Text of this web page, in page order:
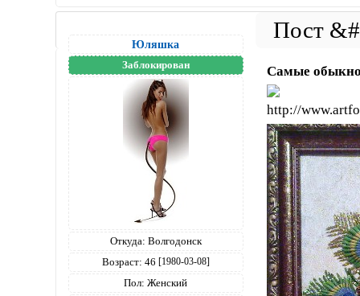
Юляшка
Заблокирован
Откуда: Волгодонск
Возраст: 46 [1980-03-08]
Пол: Женский
Самые